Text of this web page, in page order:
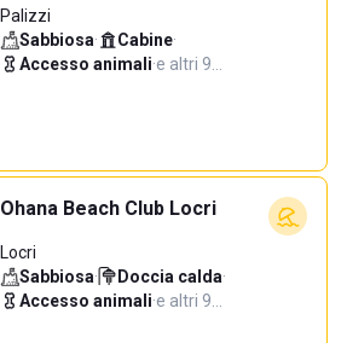
Palizzi
Sabbiosa· Cabine·
Accesso animali·e altri 9…
Ohana Beach Club Locri
Locri
Sabbiosa· Doccia calda·
Accesso animali·e altri 9…